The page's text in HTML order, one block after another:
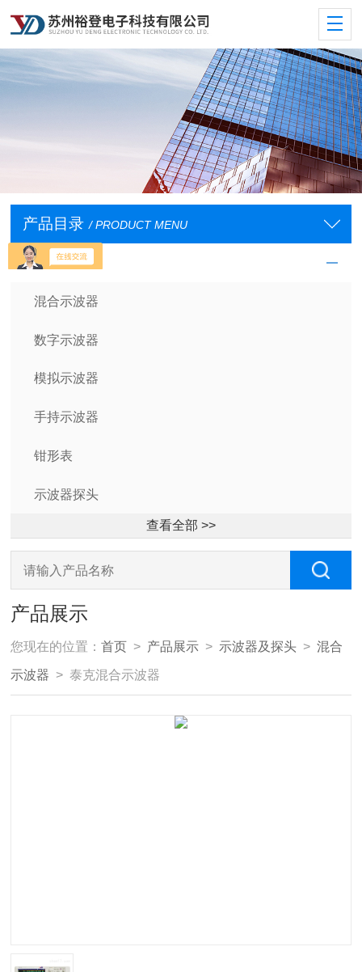
产品目录 / PRODUCT MENU
示波器及探头
混合示波器
数字示波器
模拟示波器
手持示波器
钳形表
示波器探头
查看全部 >>
产品展示
您现在的位置：首页 > 产品展示 > 示波器及探头 >混合
示波器 > 泰克混合示波器